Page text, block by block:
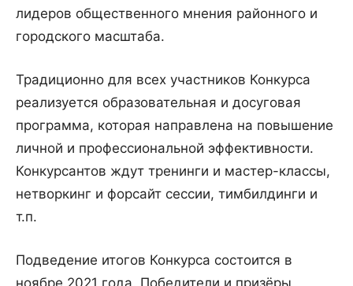
лидеров общественного мнения районного и
городского масштаба.
Традиционно для всех участников Конкурса
реализуется образовательная и досуговая
программа, которая направлена на повышение
личной и профессиональной эффективности.
Конкурсантов ждут тренинги и мастер-классы,
нетворкинг и форсайт сессии, тимбилдинги и
т.п.
Подведение итогов Конкурса состоится в